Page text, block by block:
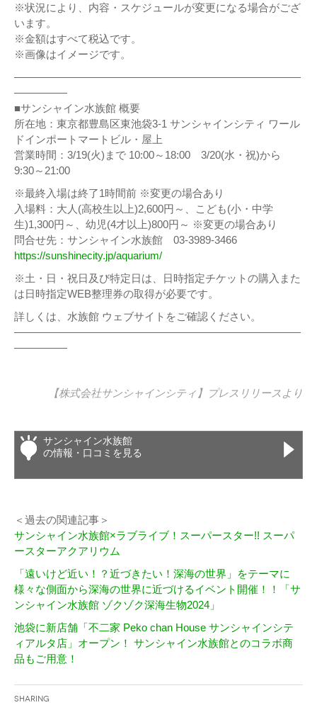
※状況により、内容・スケジュールが変更になる場合がござ
います。
※金額はすべて税込です。
※画像はイメージです。
———————————————————————————
—————
■サンシャイン水族館 概要
所在地：東京都豊島区東池袋3-1 サンシャインシティ ワール
ドインポートマートビル・屋上
営業時間：3/19(火)まで 10:00～18:00 3/20(水・祝)から
9:30～21:00
※最終入場は終了1時間前 ※変更の場合あり
入場料：大人(高校生以上)2,600円～、こども(小・中学
生)1,300円～、幼児(4才以上)800円～ ※変更の場合あり
問合せ先：サンシャイン水族館 03-3989-3466
https://sunshinecity.jp/aquarium/
※土・日・祝日及び特定日は、日時指定チケットの購入また
は日時指定WEB整理券の取得が必要です。
詳しくは、水族館 ウェブサイトをご確認ください。
———————————————————————————
—————
【株式会社サンシャインシティ】 プレスリリース より
サンシャイン水族館
の情報・口コミを見る
＜過去の関連記事＞
サンシャイン水族館×ラブライブ！スーパースター!! スーパ
ースターアクアリウム
「遠いけど近い！？近づきたい！深海の世界」をテーマに
様々な側面から深海の世界に近づけるイベント開催！！「サ
ンシャイン水族館 ゾクゾク深海生物2024」
池袋に新店舗「不二家 Peko chan House サンシャインシテ
ィアルタ店」オープン！ サンシャイン水族館とのコラボ商
品もご用意！
Sharing